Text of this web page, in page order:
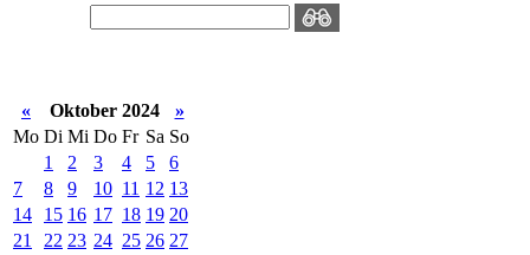
« Oktober 2024
»
Mo Di Mi Do Fr Sa So
1
2 3 4 5
6
7
8 9 10 11 12 13
14
15 16 17 18 19 20
21
22 23 24 25 26 27